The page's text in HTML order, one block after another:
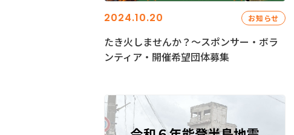
2024.10.20 お知らせ
たき火しませんか？～スポンサー・ボラ
ンティア・開催希望団体募集